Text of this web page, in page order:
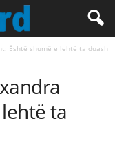
Është shumë e lehtë ta duash
ta